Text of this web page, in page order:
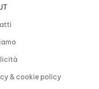
& cookie policy